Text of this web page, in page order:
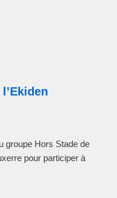
groupe Hors Stade de
pour participer à